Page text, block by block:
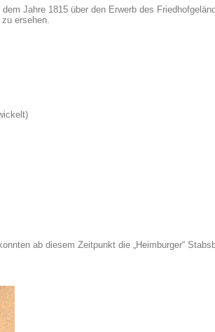
Jahre 1815 über den Erwerb des
ersehen.
ab diesem Zeitpunkt die „Heimburger“